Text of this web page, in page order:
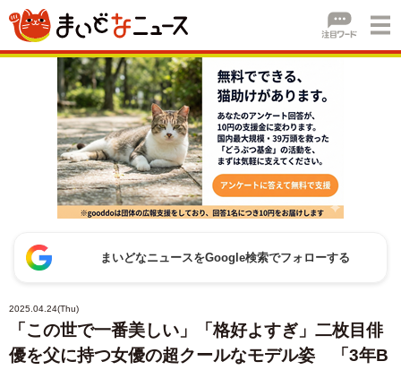
まいどなニュースをGoogle検索でフォローする
2025.04.24(Thu)
「この世で一番美しい」「格好よすぎ」二枚目俳
優を父に持つ女優の超クールなモデル姿 「3年B